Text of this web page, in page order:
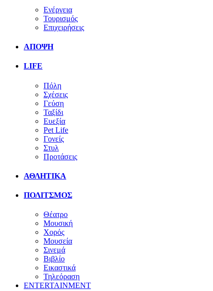
Ενέργεια
Τουρισμός
Επιχειρήσεις
ΑΠΟΨΗ
LIFE
Πόλη
Σχέσεις
Γεύση
Ταξίδι
Ευεξία
Pet Life
Γονείς
Στυλ
Προτάσεις
ΑΘΛΗΤΙΚΑ
ΠΟΛΙΤΣΜΟΣ
Θέατρο
Μουσική
Χορός
Μουσεία
Σινεμά
Βιβλίο
Εικαστικά
Τηλεόραση
ENTERTAINMENT